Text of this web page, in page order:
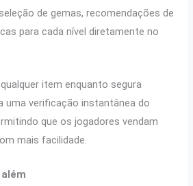
de gemas, recomendações de
para cada nível diretamente no
item enquanto segura
uma verificação instantânea do
que os jogadores vendam
mais facilidade.